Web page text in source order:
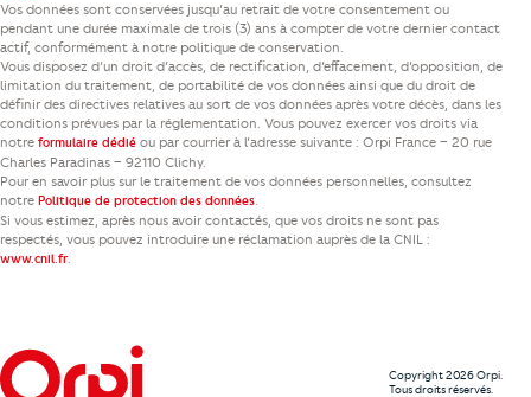
Vos données sont conservées jusqu’au retrait de votre consentement ou
pendant une durée maximale de trois (3) ans à compter de votre dernier contact
actif, conformément à notre politique de conservation.
Vous disposez d’un droit d’accès, de rectification, d’effacement, d’opposition, de
limitation du traitement, de portabilité de vos données ainsi que du droit de
définir des directives relatives au sort de vos données après votre décès, dans les
conditions prévues par la réglementation. Vous pouvez exercer vos droits via
notre formulaire dédié ou par courrier à l’adresse suivante : Orpi France – 20 rue
Charles Paradinas – 92110 Clichy.
Pour en savoir plus sur le traitement de vos données personnelles, consultez
notre Politique de protection des données.
Si vous estimez, après nous avoir contactés, que vos droits ne sont pas
respectés, vous pouvez introduire une réclamation auprès de la CNIL :
www.cnil.fr.
Copyright 2026 Orpi.
Tous droits réservés.